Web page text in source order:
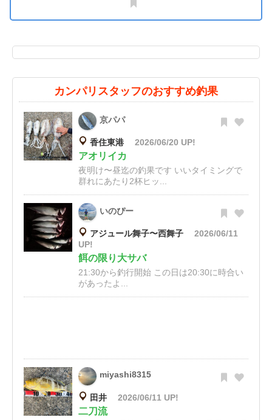
カンパリスタッフのおすすめ釣果
京パパ
香住東港 2026/06/20 UP!
アオリイカ
夜明け〜昼迄の釣果です いいタイミングで
群れにあたり2杯ヒッ...
いのぴー
アジュール舞子〜西舞子
2026/06/11
UP!
餌の限り大サバ
21:30から釣行開始 この日は20:30に時合い
があったよ...
miyashi8315
田井 2026/06/11 UP!
二刀流